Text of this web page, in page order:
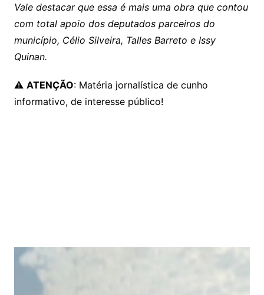
Vale destacar que essa é mais uma obra que contou
com total apoio dos deputados parceiros do
município, Célio Silveira, Talles Barreto e Issy
Quinan.
⚠️ ATENÇÃO: Matéria jornalística de cunho
informativo, de interesse público!